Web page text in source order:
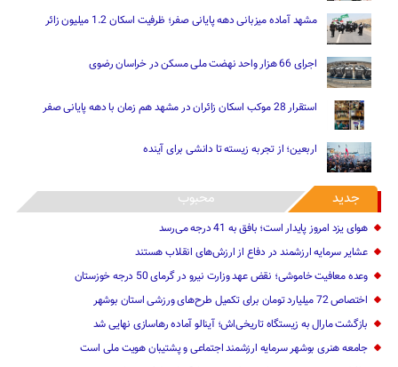
مشهد آماده میزبانی دهه پایانی صفر؛ ظرفیت اسکان 1.2 میلیون زائر
اجرای 66 هزار واحد نهضت ملی مسکن در خراسان رضوی
استقرار 28 موکب اسکان زائران در مشهد هم زمان با دهه پایانی صفر
اربعین؛ از تجربه زیسته تا دانشی برای آینده
جدید محبوب
هوای یزد امروز پایدار است؛ بافق به 41 درجه می‌رسد
عشایر سرمایه ارزشمند در دفاع از ارزش‌های انقلاب هستند
وعده معافیت خاموشی؛ نقض عهد وزارت نیرو در گرمای 50 درجه خوزستان
اختصاص 72 میلیارد تومان برای تکمیل طرح‌های ورزشی استان بوشهر
بازگشت مارال به زیستگاه تاریخی‌اش؛ آینالو آماده رهاسازی نهایی شد
جامعه هنری بوشهر سرمایه ارزشمند اجتماعی و پشتیبان هویت ملی است